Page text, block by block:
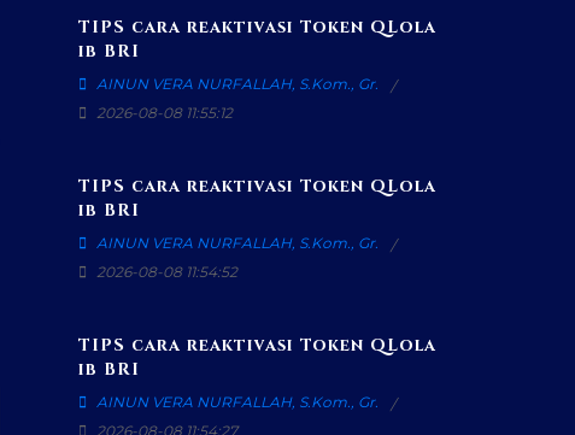
TIPS cara reaktivasi Token QLola
ib BRI
AINUN VERA NURFALLAH, S.Kom., Gr.
2026-08-08 11:55:12
TIPS cara reaktivasi Token QLola
ib BRI
AINUN VERA NURFALLAH, S.Kom., Gr.
2026-08-08 11:54:52
TIPS cara reaktivasi Token QLola
ib BRI
AINUN VERA NURFALLAH, S.Kom., Gr.
2026-08-08 11:54:27